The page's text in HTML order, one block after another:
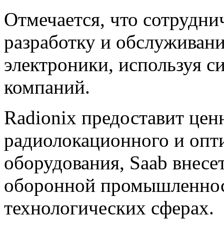
Отмечается, что
разработку и
электроники, используя
компаний.
Radionix предоставит
радиолокационного и
оборудования, Saab
оборонной
технологических сферах.